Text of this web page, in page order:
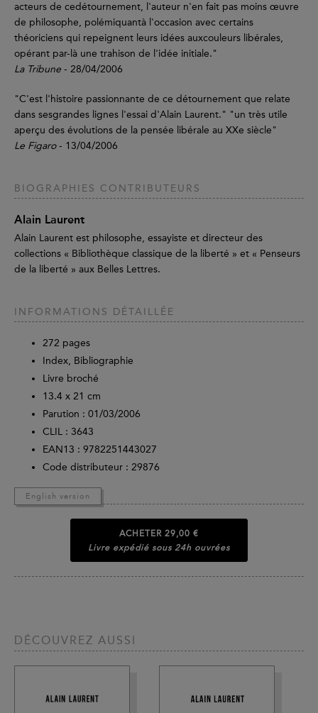
acteurs de cedétournement, l'auteur n'en fait pas moins œuvre
de philosophe, polémiquantà l'occasion avec certains
théoriciens qui repeignent leurs idées auxcouleurs libérales,
opérant par-là une trahison de l'idée initiale."
La Tribune - 28/04/2006
"C'est l'histoire passionnante de ce détournement que relate
dans sesgrandes lignes l'essai d'Alain Laurent." "un très utile
aperçu des évolutions de la pensée libérale au XXe siècle"
Le Figaro- 13/04/2006
BIOGRAPHIES CONTRIBUTEURS
Alain Laurent
Alain Laurent est philosophe, essayiste et directeur des
collections « Bibliothèque classique de la liberté » et « Penseurs
de la liberté » aux Belles Lettres.
INFORMATIONS DÉTAILLÉE
272 pages
Index, Bibliographie
Livre broché
13.4 x 21 cm
Parution : 01/03/2006
CLIL : 3643
EAN13 : 9782251443027
Code distributeur : 29876
English version
ACHETER 29,00 €
Livre expédié sous 24h ouvrées
DÉCOUVREZ AUSSI